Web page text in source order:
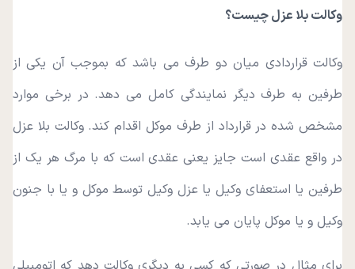
وکالت بلا عزل چیست؟
وکالت قراردادی میان دو طرف می باشد که بموجب آن یکی از
طرفین به طرف دیگر نمایندگی کامل می‌ دهد. در برخی موارد
مشخص‌ شده در قرارداد از طرف موکل اقدام کند. وکالت بلا عزل
در واقع عقدی است جایز یعنی عقدی است که با مرگ هر یک از
طرفین یا استعفای وکیل یا عزل وکیل توسط موکل و یا با جنون
وکیل و یا موکل پایان می‌ یابد.